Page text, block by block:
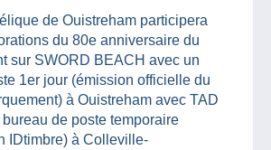
de Ouistreham participera
du 80e anniversaire du
sur SWORD BEACH avec un
1er jour (émission officielle du
à Ouistreham avec TAD
de poste temporaire
IDtimbre) à Colleville-